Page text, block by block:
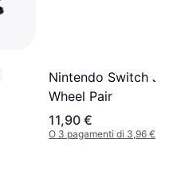
Nintendo Switch
Wheel Pair
11,90 €
O 3 pagamenti di 3,96 €